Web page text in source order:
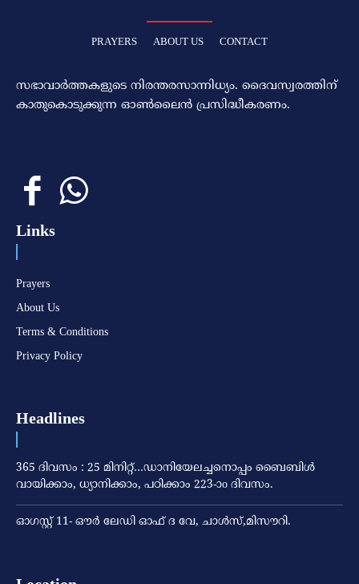
PRAYERS ABOUT US CONTACT
സഭാവാര്‍ത്തകളുടെ നിരന്തരസാന്നിധ്യം. ദൈവസ്വരത്തിന്‌
കാതുകൊടുക്കുന്ന ഓണ്‍ലൈന്‍ പ്രസിദ്ധീകരണം.
Links
Prayers
About Us
Terms & Conditions
Privacy Policy
Headlines
365 ദിവസം : 25 മിനിറ്റ്…ഡാനിയേലച്ചനൊപ്പം ബൈബിൾ
വായിക്കാം, ധ്യാനിക്കാം, പഠിക്കാം 223-ാo ദിവസം.
ഓഗസ്റ്റ് 11- ഔര്‍ ലേഡി ഓഫ് ദ വേ, ചാള്‍സ്,മിസൗറി.